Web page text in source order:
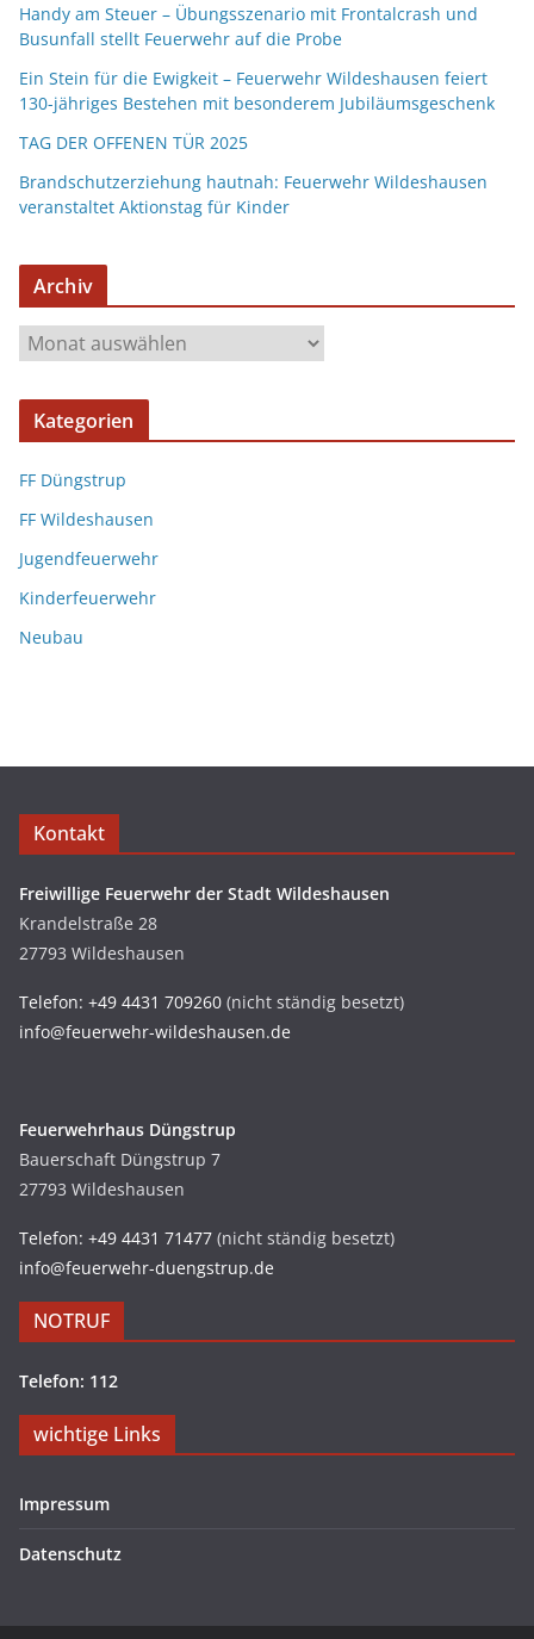
Handy am Steuer – Übungsszenario mit Frontalcrash und
Busunfall stellt Feuerwehr auf die Probe
Ein Stein für die Ewigkeit – Feuerwehr Wildeshausen feiert
130-jähriges Bestehen mit besonderem Jubiläumsgeschenk
TAG DER OFFENEN TÜR 2025
Brandschutzerziehung hautnah: Feuerwehr Wildeshausen
veranstaltet Aktionstag für Kinder
Archiv
Kategorien
FF Düngstrup
FF Wildeshausen
Jugendfeuerwehr
Kinderfeuerwehr
Neubau
Kontakt
Freiwillige Feuerwehr der Stadt Wildeshausen
Krandelstraße 28
27793 Wildeshausen
Telefon: +49 4431 709260 (nicht ständig besetzt)
info@feuerwehr-wildeshausen.de
Feuerwehrhaus Düngstrup
Bauerschaft Düngstrup 7
27793 Wildeshausen
Telefon: +49 4431 71477 (nicht ständig besetzt)
info@feuerwehr-duengstrup.de
NOTRUF
Telefon: 112
wichtige Links
Impressum
Datenschutz